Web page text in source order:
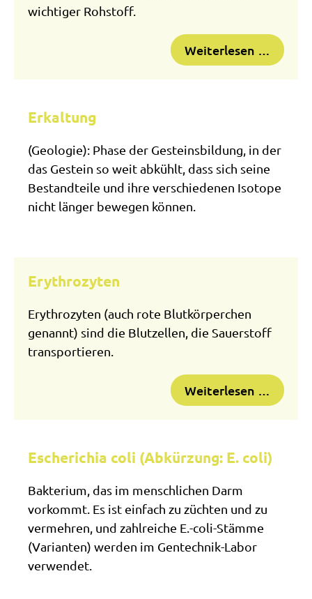
wichtiger Rohstoff.
Weiterlesen …
Erkaltung
(Geologie): Phase der Gesteinsbildung, in der
das Gestein so weit abkühlt, dass sich seine
Bestandteile und ihre verschiedenen Isotope
nicht länger bewegen können.
Erythrozyten
Erythrozyten (auch rote Blutkörperchen
genannt) sind die Blutzellen, die Sauerstoff
transportieren.
Weiterlesen …
Escherichia coli (Abkürzung: E. coli)
Bakterium, das im menschlichen Darm
vorkommt. Es ist einfach zu züchten und zu
vermehren, und zahlreiche E.-coli-Stämme
(Varianten) werden im Gentechnik-Labor
verwendet.